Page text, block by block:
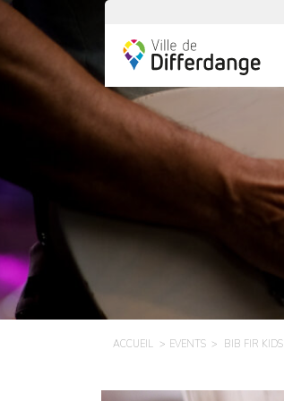
ACCUEIL EVENTS BIB FIR KIDS